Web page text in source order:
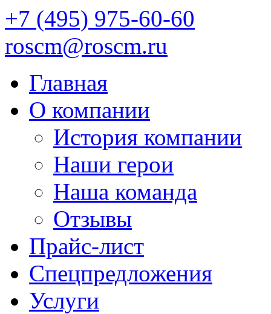
+7 (495) 975-60-60
roscm@roscm.ru
Главная
О компании
История компании
Наши герои
Наша команда
Отзывы
Прайс-лист
Спецпредложения
Услуги